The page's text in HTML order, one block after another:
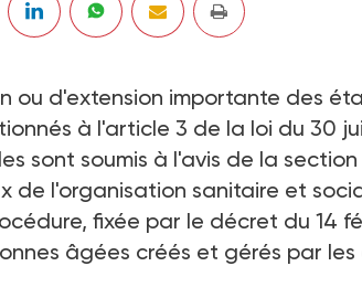
ou d'extension importante des
à l'article 3 de la loi du 30
sont soumis à l'avis de la
de l'organisation sanitaire et
fixée par le décret du 14
âgées créés et gérés par les